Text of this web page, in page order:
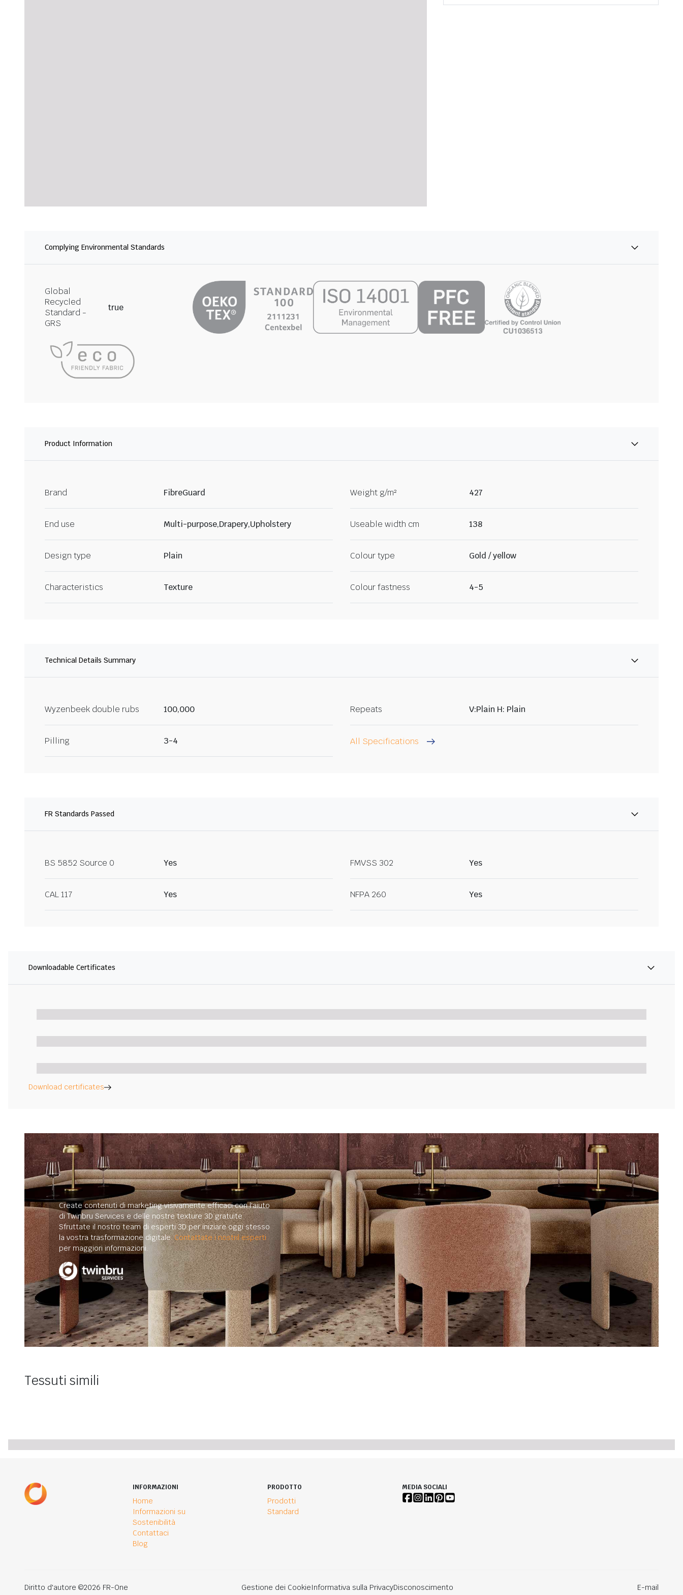
Complying Environmental Standards
Global
Recycled
Standard -
GRS
true
Product Information
Brand FibreGuard Weight g/m² 427
End use Multi-purpose,Drapery,Upholstery Useable width cm 138
Design type Plain Colour type Gold / yellow
Characteristics Texture Colour fastness 4-5
Technical Details Summary
Wyzenbeek double rubs 100,000 Repeats V:Plain H: Plain
Pilling 3-4 All Specifications
FR Standards Passed
BS 5852 Source 0 Yes FMVSS 302 Yes
CAL 117 Yes NFPA 260 Yes
Downloadable Certificates
Download certificates
Create contenuti di marketing visivamente efficaci con l'aiuto
di Twinbru Services e delle nostre texture 3D gratuite.
Sfruttate il nostro team di esperti 3D per iniziare oggi stesso
la vostra trasformazione digitale.Contattate i nostril esperti
per maggiori informazioni.
Tessuti simili
INFORMAZIONI
Home
Informazioni su
Sostenibilità
Contattaci
Blog
PRODOTTO
Prodotti
Standard
MEDIA SOCIALI
Diritto d'autore ©2026 FR-One Gestione dei CookieInformativa sulla PrivacyDisconoscimento E-mail